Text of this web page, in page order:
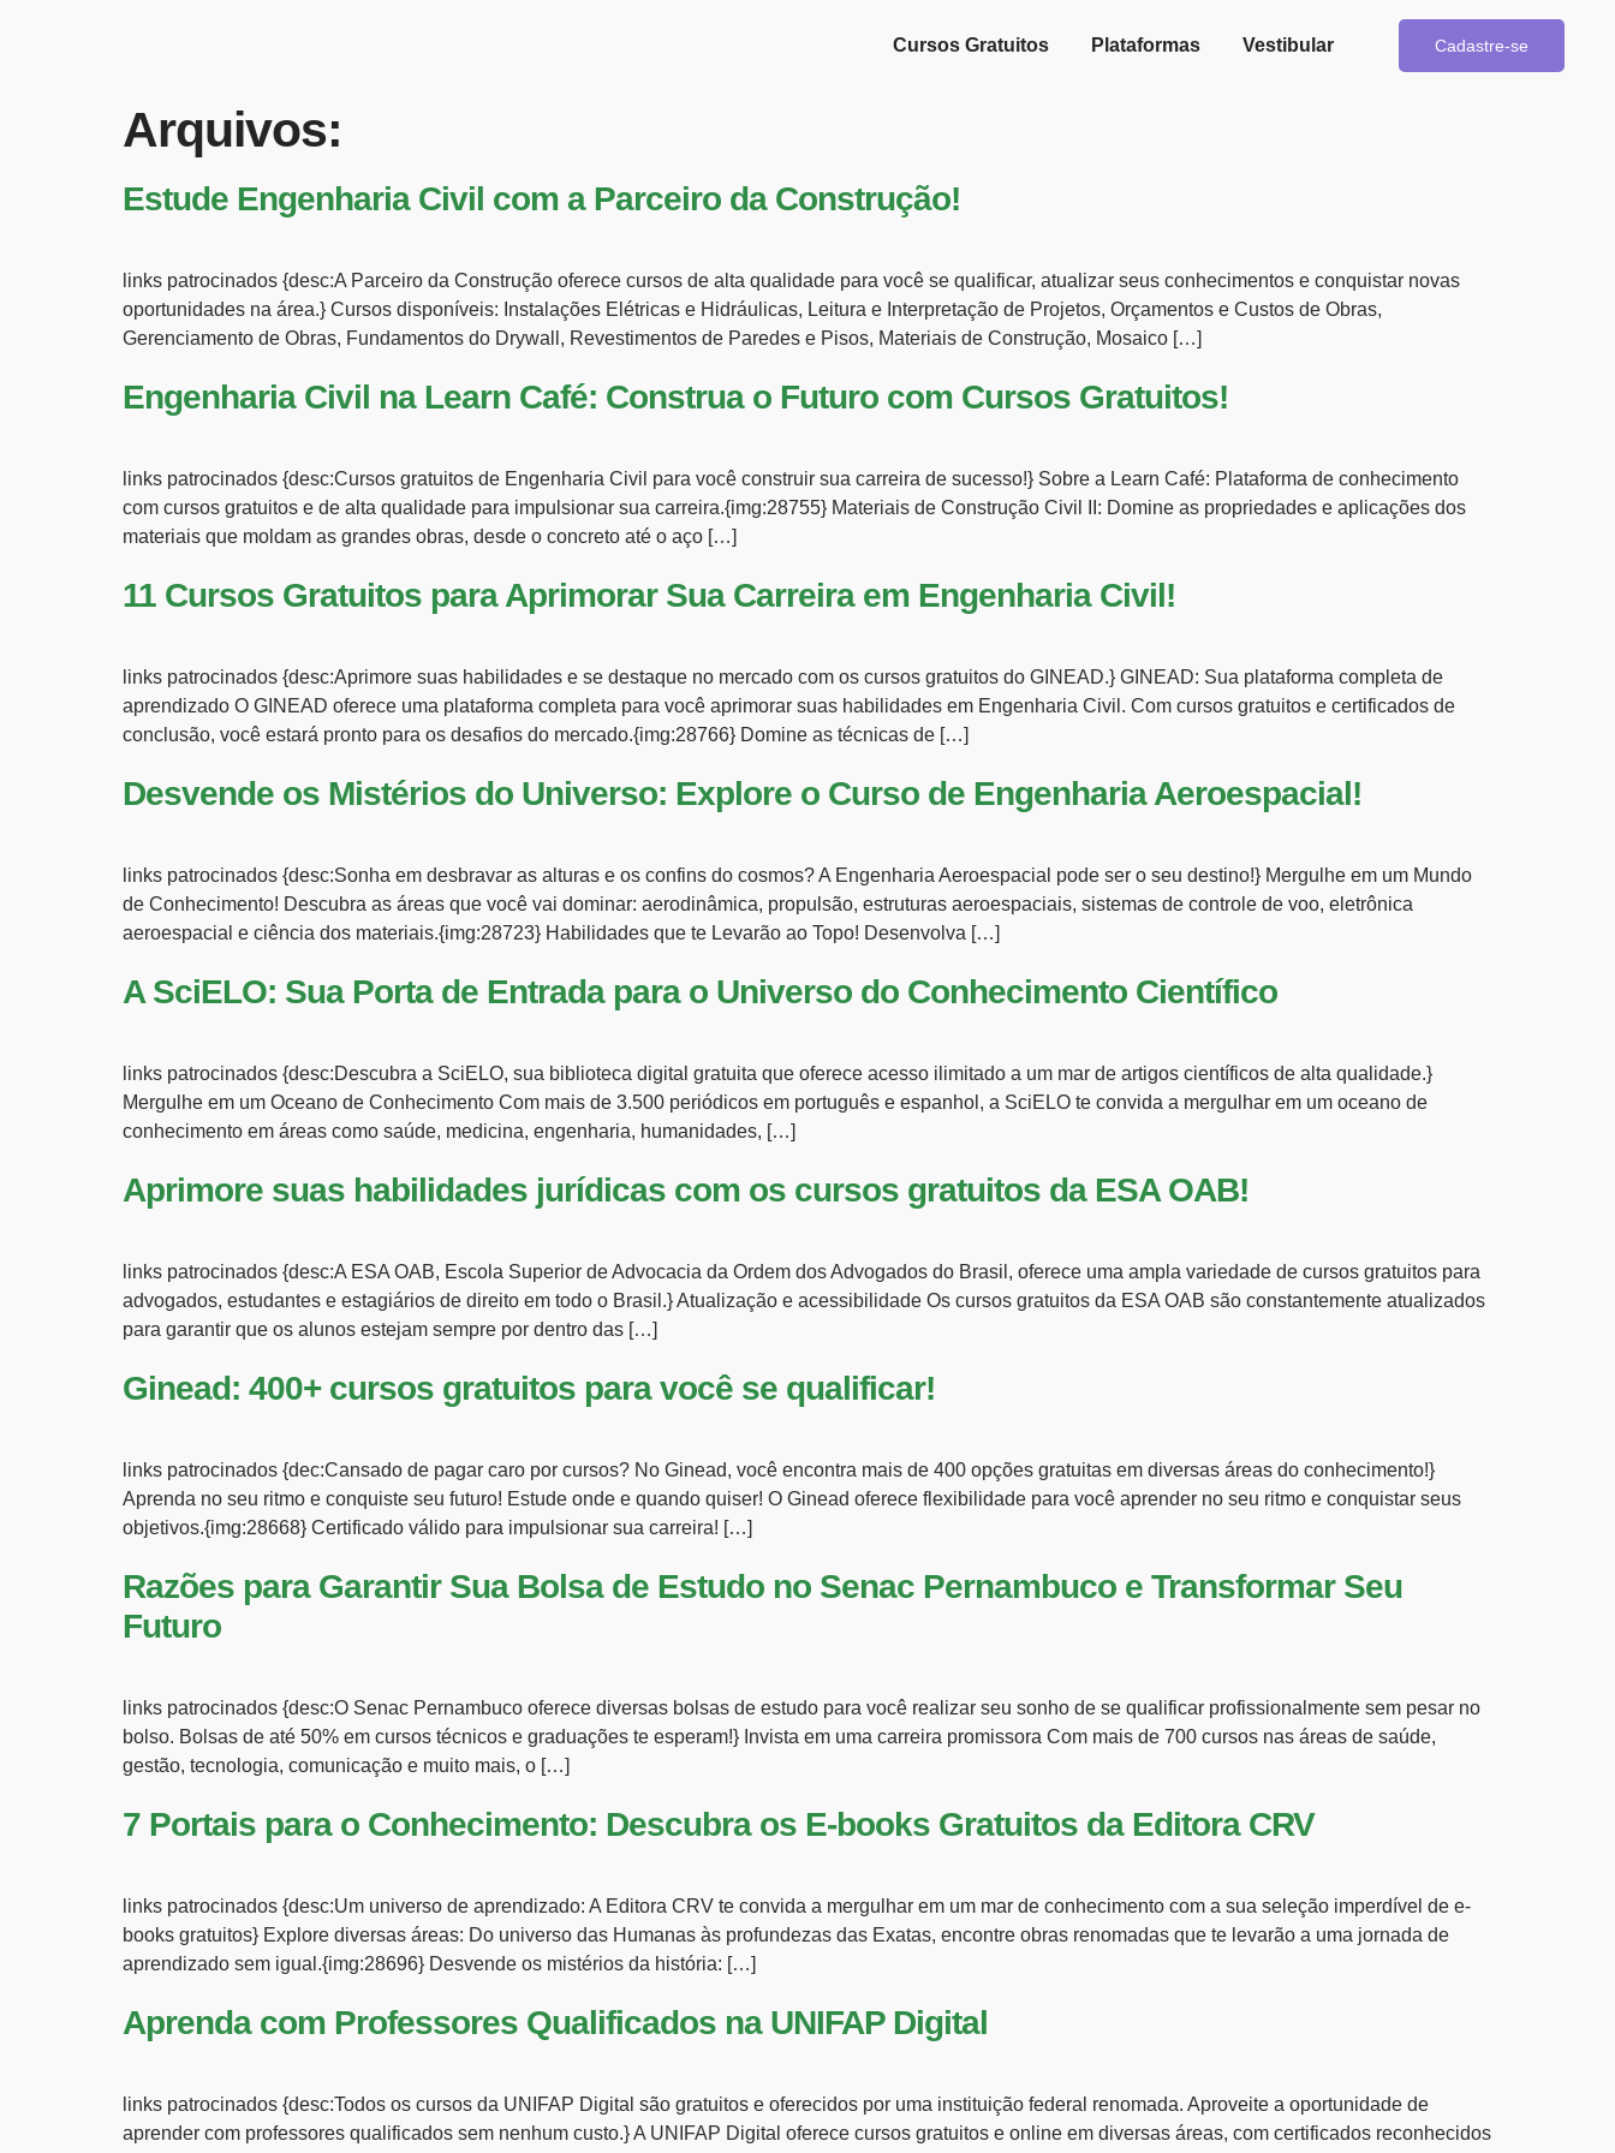
Cursos Gratuitos Plataformas Vestibular Cadastre-se
Arquivos:
Estude Engenharia Civil com a Parceiro da Construção!
links patrocinados {desc:A Parceiro da Construção oferece cursos de alta qualidade para você se qualificar, atualizar seus conhecimentos e conquistar novas
oportunidades na área.} Cursos disponíveis: Instalações Elétricas e Hidráulicas, Leitura e Interpretação de Projetos, Orçamentos e Custos de Obras,
Gerenciamento de Obras, Fundamentos do Drywall, Revestimentos de Paredes e Pisos, Materiais de Construção, Mosaico […]
Engenharia Civil na Learn Café: Construa o Futuro com Cursos Gratuitos!
links patrocinados {desc:Cursos gratuitos de Engenharia Civil para você construir sua carreira de sucesso!} Sobre a Learn Café: Plataforma de conhecimento
com cursos gratuitos e de alta qualidade para impulsionar sua carreira.{img:28755} Materiais de Construção Civil II: Domine as propriedades e aplicações dos
materiais que moldam as grandes obras, desde o concreto até o aço […]
11 Cursos Gratuitos para Aprimorar Sua Carreira em Engenharia Civil!
links patrocinados {desc:Aprimore suas habilidades e se destaque no mercado com os cursos gratuitos do GINEAD.} GINEAD: Sua plataforma completa de
aprendizado O GINEAD oferece uma plataforma completa para você aprimorar suas habilidades em Engenharia Civil. Com cursos gratuitos e certificados de
conclusão, você estará pronto para os desafios do mercado.{img:28766} Domine as técnicas de […]
Desvende os Mistérios do Universo: Explore o Curso de Engenharia Aeroespacial!
links patrocinados {desc:Sonha em desbravar as alturas e os confins do cosmos? A Engenharia Aeroespacial pode ser o seu destino!} Mergulhe em um Mundo
de Conhecimento! Descubra as áreas que você vai dominar: aerodinâmica, propulsão, estruturas aeroespaciais, sistemas de controle de voo, eletrônica
aeroespacial e ciência dos materiais.{img:28723} Habilidades que te Levarão ao Topo! Desenvolva […]
A SciELO: Sua Porta de Entrada para o Universo do Conhecimento Científico
links patrocinados {desc:Descubra a SciELO, sua biblioteca digital gratuita que oferece acesso ilimitado a um mar de artigos científicos de alta qualidade.}
Mergulhe em um Oceano de Conhecimento Com mais de 3.500 periódicos em português e espanhol, a SciELO te convida a mergulhar em um oceano de
conhecimento em áreas como saúde, medicina, engenharia, humanidades, […]
Aprimore suas habilidades jurídicas com os cursos gratuitos da ESA OAB!
links patrocinados {desc:A ESA OAB, Escola Superior de Advocacia da Ordem dos Advogados do Brasil, oferece uma ampla variedade de cursos gratuitos para
advogados, estudantes e estagiários de direito em todo o Brasil.} Atualização e acessibilidade Os cursos gratuitos da ESA OAB são constantemente atualizados
para garantir que os alunos estejam sempre por dentro das […]
Ginead: 400+ cursos gratuitos para você se qualificar!
links patrocinados {dec:Cansado de pagar caro por cursos? No Ginead, você encontra mais de 400 opções gratuitas em diversas áreas do conhecimento!}
Aprenda no seu ritmo e conquiste seu futuro! Estude onde e quando quiser! O Ginead oferece flexibilidade para você aprender no seu ritmo e conquistar seus
objetivos.{img:28668} Certificado válido para impulsionar sua carreira! […]
Razões para Garantir Sua Bolsa de Estudo no Senac Pernambuco e Transformar Seu
Futuro
links patrocinados {desc:O Senac Pernambuco oferece diversas bolsas de estudo para você realizar seu sonho de se qualificar profissionalmente sem pesar no
bolso. Bolsas de até 50% em cursos técnicos e graduações te esperam!} Invista em uma carreira promissora Com mais de 700 cursos nas áreas de saúde,
gestão, tecnologia, comunicação e muito mais, o […]
7 Portais para o Conhecimento: Descubra os E-books Gratuitos da Editora CRV
links patrocinados {desc:Um universo de aprendizado: A Editora CRV te convida a mergulhar em um mar de conhecimento com a sua seleção imperdível de e-
books gratuitos} Explore diversas áreas: Do universo das Humanas às profundezas das Exatas, encontre obras renomadas que te levarão a uma jornada de
aprendizado sem igual.{img:28696} Desvende os mistérios da história: […]
Aprenda com Professores Qualificados na UNIFAP Digital
links patrocinados {desc:Todos os cursos da UNIFAP Digital são gratuitos e oferecidos por uma instituição federal renomada. Aproveite a oportunidade de
aprender com professores qualificados sem nenhum custo.} A UNIFAP Digital oferece cursos gratuitos e online em diversas áreas, com certificados reconhecidos